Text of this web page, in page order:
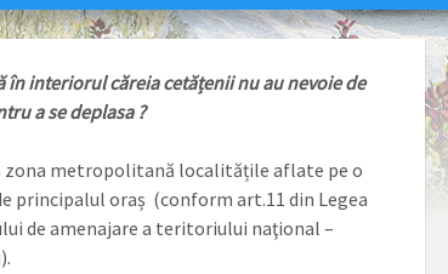
interiorul căreia cetățenii nu au nevoie de
a se deplasa ?
zona metropolitană localitățile aflate pe o
principalul oraș (conform art.11 din Legea
de amenajare a teritoriului naţional –